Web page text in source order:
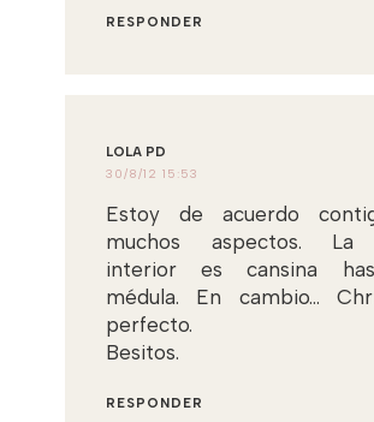
RESPONDER
LOLA PD
30/8/12 15:53
Estoy de acuerdo
muchos aspectos. La
interior es cansina
médula. En cambio...
perfecto.
Besitos.
RESPONDER